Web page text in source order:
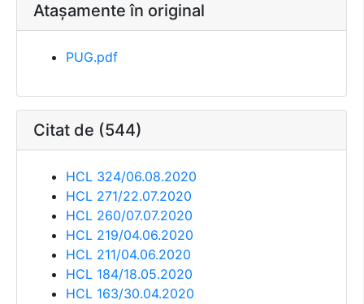
Atașamente în original
PUG.pdf
Citat de (544)
HCL 324/06.08.2020
HCL 271/22.07.2020
HCL 260/07.07.2020
HCL 219/04.06.2020
HCL 211/04.06.2020
HCL 184/18.05.2020
HCL 163/30.04.2020